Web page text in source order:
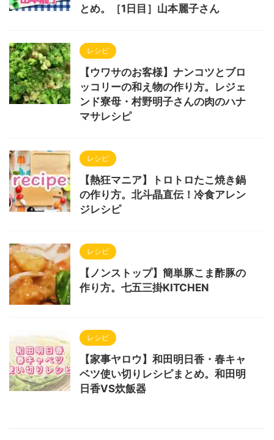
とめ。［1日目］山本麗子さん
レシピ
【ウワサのお客様】ナンコツとブロ
ッコリーの和え物の作り方。レジェ
ンド寮母・村野明子さんの肉のハナ
マサレシピ
レシピ
【熱狂マニア】トロトロたこ焼き鍋
の作り方。北斗晶直伝！冷食アレン
ジレシピ
レシピ
【ノンストップ】簡単豚こま酢豚の
作り方。七五三掛KITCHEN
レシピ
【家事ヤロウ】和田明日香・春キャ
ベツ使い切りレシピまとめ。和田明
日香VS炊飯器